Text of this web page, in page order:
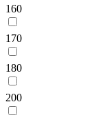
160
170
180
200